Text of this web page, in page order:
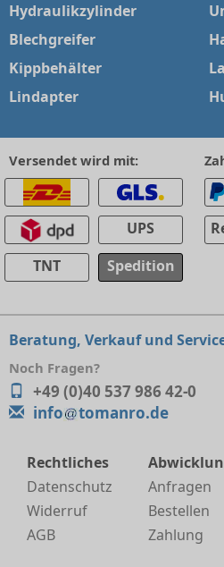
Hydraulikzylinder
Blechgreifer
Kippbehälter
Lindapter
Versendet wird mit:
UPS
TNT
Spedition
Beratung, Verkauf und
Noch Fragen?
+49 (0)40 537 986 42-0
info
tomanro.de
Rechtliches
Datenschutz
Widerruf
AGB
Anfragen
Bestellen
Zahlung